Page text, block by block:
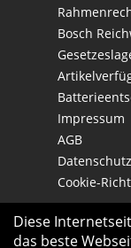
Bosch
Impressum
AGB
Cookie-
Diese
das beste